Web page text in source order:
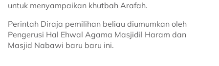
untuk menyampaikan khutbah Arafah.
Perintah Diraja pemilihan beliau diumumkan oleh
Pengerusi Hal Ehwal Agama Masjidil Haram dan
Masjid Nabawi baru baru ini.